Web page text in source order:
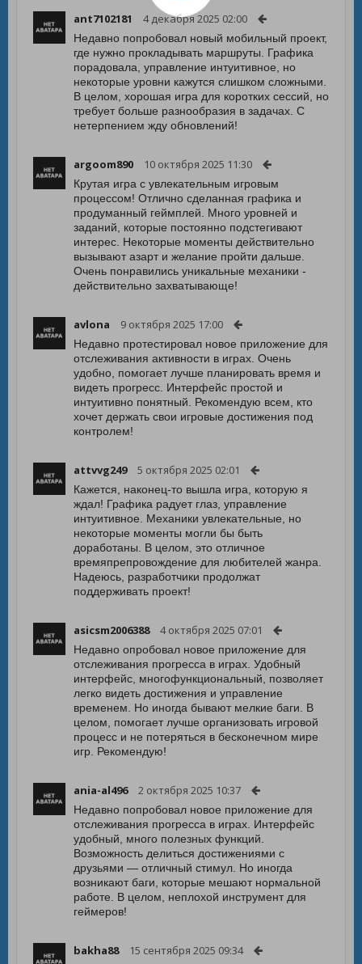
ant7102181 4 декабря 2025 02:00
Недавно попробовал новый мобильный проект,
где нужно прокладывать маршруты. Графика
порадовала, управление интуитивное, но
некоторые уровни кажутся слишком сложными.
В целом, хорошая игра для коротких сессий, но
требует больше разнообразия в задачах. С
нетерпением жду обновлений!
argoom890 10 октября 2025 11:30
Крутая игра с увлекательным игровым
процессом! Отлично сделанная графика и
продуманный геймплей. Много уровней и
заданий, которые постоянно подстегивают
интерес. Некоторые моменты действительно
вызывают азарт и желание пройти дальше.
Очень понравились уникальные механики -
действительно захватывающе!
avlona 9 октября 2025 17:00
Недавно протестировал новое приложение для
отслеживания активности в играх. Очень
удобно, помогает лучше планировать время и
видеть прогресс. Интерфейс простой и
интуитивно понятный. Рекомендую всем, кто
хочет держать свои игровые достижения под
контролем!
attvvg249 5 октября 2025 02:01
Кажется, наконец-то вышла игра, которую я
ждал! Графика радует глаз, управление
интуитивное. Механики увлекательные, но
некоторые моменты могли бы быть
доработаны. В целом, это отличное
времяпрепровождение для любителей жанра.
Надеюсь, разработчики продолжат
поддерживать проект!
asicsm2006388 4 октября 2025 07:01
Недавно опробовал новое приложение для
отслеживания прогресса в играх. Удобный
интерфейс, многофункциональный, позволяет
легко видеть достижения и управление
временем. Но иногда бывают мелкие баги. В
целом, помогает лучше организовать игровой
процесс и не потеряться в бесконечном мире
игр. Рекомендую!
ania-al496 2 октября 2025 10:37
Недавно попробовал новое приложение для
отслеживания прогресса в играх. Интерфейс
удобный, много полезных функций.
Возможность делиться достижениями с
друзьями — отличный стимул. Но иногда
возникают баги, которые мешают нормальной
работе. В целом, неплохой инструмент для
геймеров!
bakha88 15 сентября 2025 09:34